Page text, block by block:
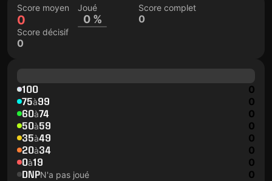
Score moyen
0
Joué
0 %
Score complet
0
Score décisif
0
100 0
75à99 0
60à74 0
50à59 0
35à49 0
20à34 0
0à19 0
DNPN'a pas joué 0